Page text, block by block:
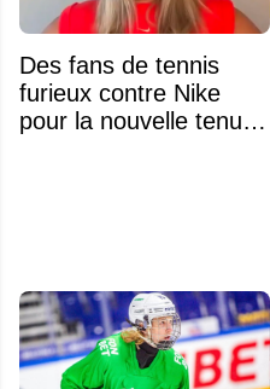
Des fans de tennis
furieux contre Nike
pour la nouvelle tenue